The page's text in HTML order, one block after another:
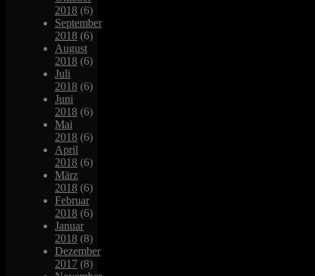
2018 (6)
September
2018 (6)
August
2018 (6)
Juli
2018 (6)
Juni
2018 (6)
Mai
2018 (6)
April
2018 (6)
März
2018 (6)
Februar
2018 (6)
Januar
2018 (8)
Dezember
2017 (8)